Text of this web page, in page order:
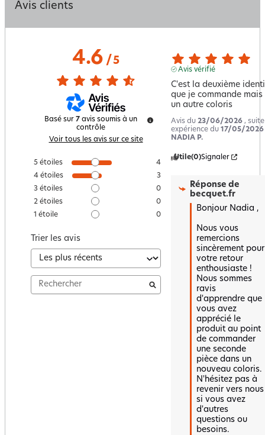
Avis clients
4.6/ 5
Basé sur 7 avis soumis à un
contrôle
Voir tous les avis sur ce site
5 étoiles
4
4 étoiles
3
3 étoiles
0
2 étoiles
0
1 étoile 0
Trier les avis
Avis vérifié
C'est la deuxième
que je commande mais
un autre coloris
Avis du 23/06/2026 ,
expérience du 17/05/2026
NADIA P.
Utile(0)Signaler
Réponse de
becquet.fr
Bonjour Nadia ,
Nous vous
remercions
sincèrement pour
votre retour
enthousiaste !
Nous sommes
ravis
d'apprendre que
vous avez
apprécié le
produit au point
de commander
une seconde
pièce dans un
nouveau coloris.
N'hésitez pas à
revenir vers nous
si vous avez
d'autres
questions ou
besoins.